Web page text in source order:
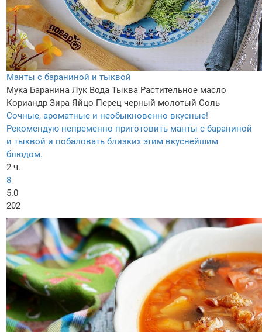
Манты с бараниной и тыквой
Мука Баранина Лук Вода Тыква Растительное масло
Кориандр Зира Яйцо Перец черный молотый Соль
Сочные, ароматные и необыкновенно вкусные!
Рекомендую непременно приготовить манты с бараниной
и тыквой и побаловать близких этим вкуснейшим
блюдом.
2 ч.
8
5.0
202